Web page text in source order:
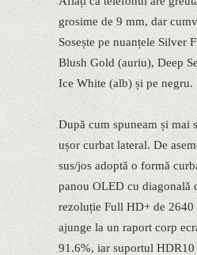
grosime de 9 mm, dar
Sosește pe nuanțele Silver
Blush Gold (auriu), Deep
Ice White (alb) și pe negru.
După cum spuneam și mai
ușor curbat lateral. De
sus/jos adoptă o formă
panou OLED cu diagonală
rezoluție Full HD+ de
ajunge la un raport corp
91.6%, iar suportul HDR10